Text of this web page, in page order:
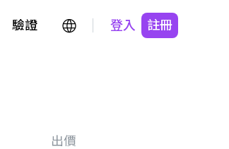
驗證 登入 註冊
出價